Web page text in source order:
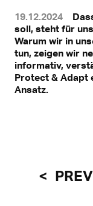
19.12.2024
soll, steht für
Warum wir in
tun, zeigen wir
informativ,
Protect & Adapt
Ansatz.